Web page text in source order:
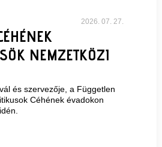
2026. 07. 27.
NEMZETKÖZI
és szervezője, a Független
Céhének évadokon